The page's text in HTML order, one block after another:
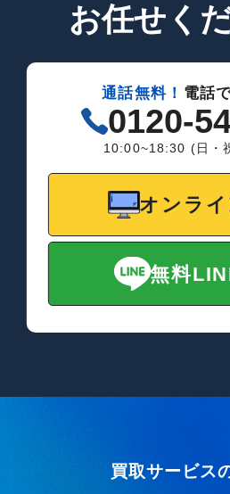
お任せく
通話無料！ 電話
0120-
10:00~18:30 (日・
オンラ
無料
買取サービス